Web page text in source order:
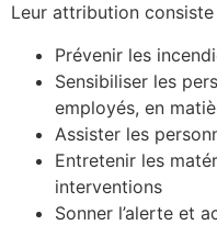
Leur attribution consiste
Prévenir les
Sensibiliser les
employés, en
Assister les
Entretenir les
interventions
Sonner l’alerte et